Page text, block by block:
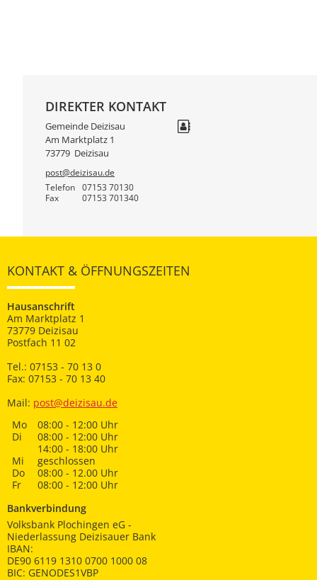
DIREKTER KONTAKT
Gemeinde Deizisau
Am Marktplatz 1
73779 Deizisau
post@deizisau.de
Telefon
07153 70130
Fax 07153 701340
KONTAKT & ÖFFNUNGSZEITEN
Hausanschrift
Am Marktplatz 1
73779 Deizisau
Postfach 11 02
Tel.: 07153 - 70 13 0
Fax: 07153 - 70 13 40
Mail: post@deizisau.de
Mo
08:00 - 12:00 Uhr
Di
08:00 - 12:00 Uhr
14:00 - 18:00 Uhr
Mi
geschlossen
Do
08:00 - 12.00 Uhr
Fr
08:00 - 12:00 Uhr
Bankverbindung
Volksbank Plochingen eG -
Niederlassung Deizisauer Bank
IBAN:
DE90 6119 1310 0700 1000 08
BIC: GENODES1VBP